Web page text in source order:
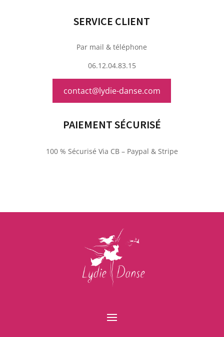
SERVICE CLIENT
Par mail & téléphone
06.12.04.83.15
contact@lydie-danse.com
PAIEMENT SÉCURISÉ
100 % Sécurisé Via CB – Paypal & Stripe